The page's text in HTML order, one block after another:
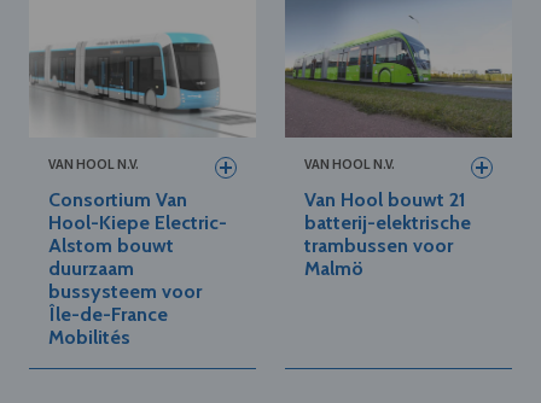
VAN HOOL N.V.
Consortium Van
Hool-Kiepe Electric-
Alstom bouwt
duurzaam
bussysteem voor
Île-de-France
Mobilités
VAN HOOL N.V.
Van Hool bouwt 21
batterij-elektrische
trambussen voor
Malmö